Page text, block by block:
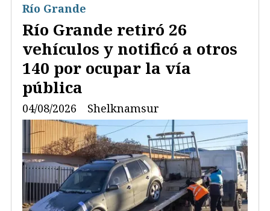
Río Grande retiró 26
vehículos y notificó a otros
140 por ocupar la vía
pública
Shelknamsur
Río Grande
04/08/2026